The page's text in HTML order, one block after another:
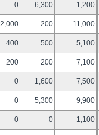
0 6,300 1,200
2,000 200 11,000
400 500 5,100
200 200 7,100
0 1,600 7,500
0 5,300 9,900
0 0 1,100